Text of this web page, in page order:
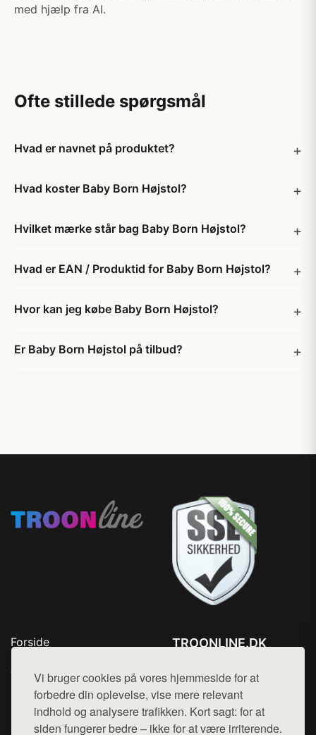
Vi bruger cookies på vores hjemmeside for at
forbedre din oplevelse, vise mere relevant
indhold og analysere trafikken. Kort sagt: for at
siden fungerer bedre – ikke for at være irriterende.
med hjælp fra AI.
Ofte stillede spørgsmål
Hvad er navnet på produktet?
Hvad koster Baby Born Højstol?
Hvilket mærke står bag Baby Born Højstol?
Hvad er EAN / Produktid for Baby Born Højstol?
Hvor kan jeg købe Baby Born Højstol?
Er Baby Born Højstol på tilbud?
Forside
Top Rabatter
Blog
Kontakt
TROONLINE.DK
Mail: hej@want.dk
Cookie- og privatlivspolitik